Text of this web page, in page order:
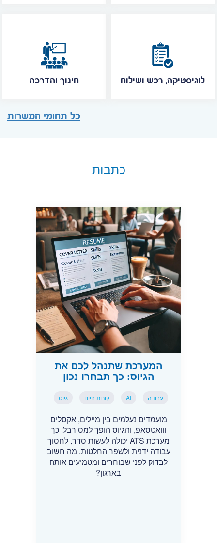
חינוך והדרכה לוגיסטיקה, רכש ושילוח
כל תחומי המשרות
כתבות
המערכת שתנהל לכם את
הגיוס: כך תבחרו נכון
עבודה AI קורות חיים גיוס
מועמדים נעלמים בין מיילים, אקסלים
ווואטסאפ, והגיוס הופך למסורבל: כך
מערכת ATS יכולה לעשות סדר, לחסוך
עבודה ידנית ולשפר החלטות. מה חשוב
לבדוק לפני שבוחרים ומטמיעים אותה
בארגון?